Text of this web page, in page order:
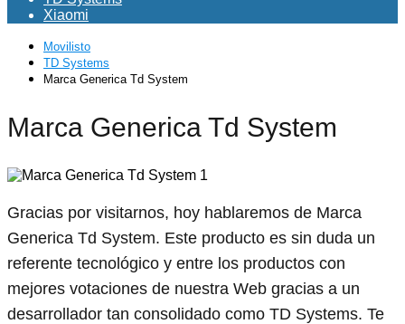
Xiaomi
Movilisto
TD Systems
Marca Generica Td System
Marca Generica Td System
Gracias por visitarnos, hoy hablaremos de Marca
Generica Td System. Este producto es sin duda un
referente tecnológico y entre los productos con
mejores votaciones de nuestra Web gracias a un
desarrollador tan consolidado como TD Systems. Te